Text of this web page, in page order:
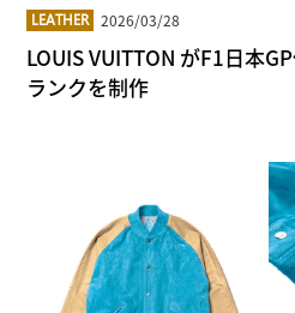
LEATHER 2026/03/28
LOUIS VUITTON がF1日本
ランクを制作